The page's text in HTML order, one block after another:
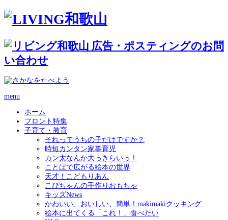
menu
ホーム
フロント特集
子育て・教育
それってうちの子だけですか？
時短カンタン家事育児
カン太なんか大っきらいっ！
ことばで広がる絵本の世界
天才！こどもりあん
こぴちゃんの手作りおもちゃ
キッズNews
かわいい、おいしい、簡単！makimakiクッキング
絵本に出てくる「これ！」食べたい